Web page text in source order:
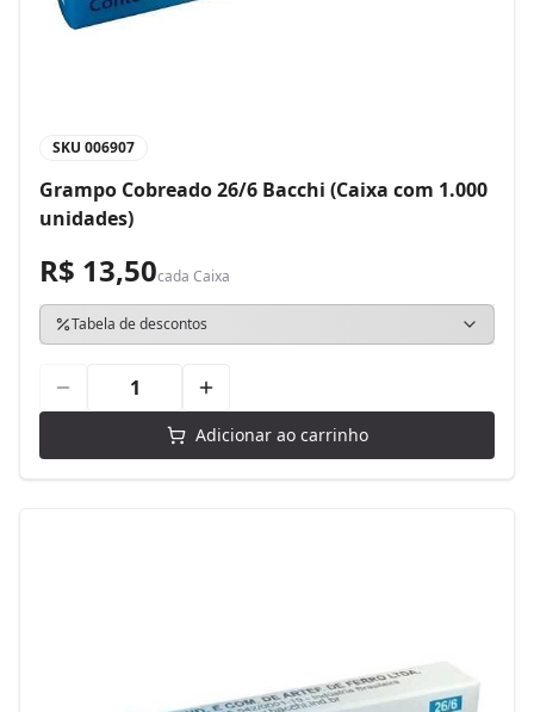
SKU 006907
Grampo Cobreado 26/6 Bacchi (Caixa com 1.000
unidades)
R$ 13,50cada Caixa
Tabela de descontos
Adicionar ao carrinho